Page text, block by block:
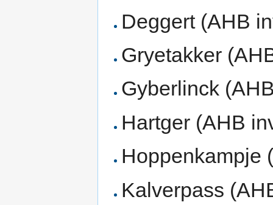
Deggert (AHB
Gryetakker
Gyberlinck
Hartger (AHB
Hoppenkampje
Kalverpass